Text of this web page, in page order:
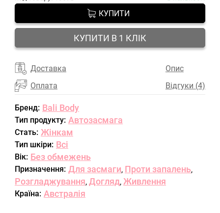
КУПИТИ
КУПИТИ В 1 КЛІК
Доставка
Оплата
Опис
Відгуки (4)
Бренд: Bali Body
Тип продукту: Автозасмага
Стать: Жінкам
Тип шкіри: Всі
Вік: Без обмежень
Призначення: Для засмаги, Проти запалень,
Розгладжування, Догляд, Живлення
Країна: Австралія